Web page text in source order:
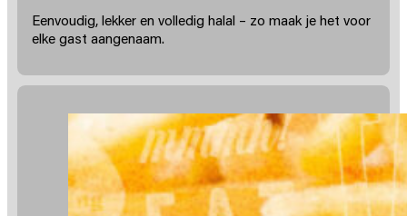
Eenvoudig, lekker en volledig halal – zo maak je het voor
elke gast aangenaam.